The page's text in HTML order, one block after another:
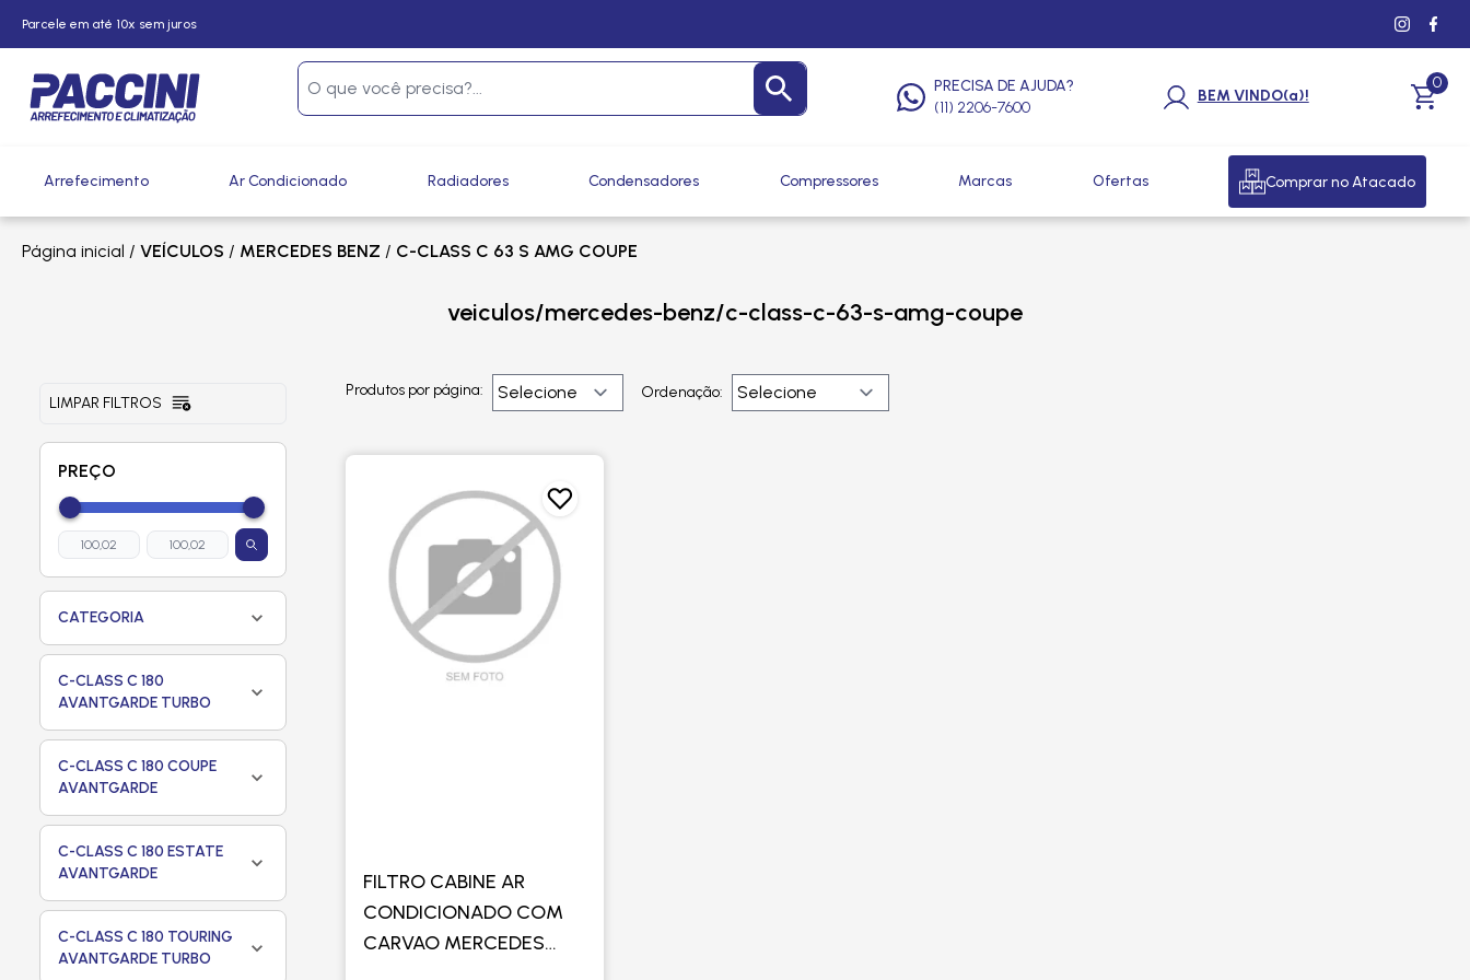
Parcele em até 10x sem juros
PRECISA DE AJUDA?
(11) 2206-7600
BEM VINDO(a)!
0
Arrefecimento Ar Condicionado Radiadores Condensadores Compressores Marcas Ofertas Comprar no Atacado
Página inicial / VEÍCULOS / MERCEDES BENZ / C-CLASS C 63 S AMG COUPE
veiculos/mercedes-benz/c-class-c-63-s-amg-coupe
LIMPAR FILTROS
PREÇO
CATEGORIA
C-CLASS C 180
AVANTGARDE TURBO
C-CLASS C 180 COUPE
AVANTGARDE
C-CLASS C 180 ESTATE
AVANTGARDE
C-CLASS C 180 TOURING
AVANTGARDE TURBO
Produtos por página: Ordenação:
FILTRO CABINE AR
CONDICIONADO COM
CARVAO MERCEDES